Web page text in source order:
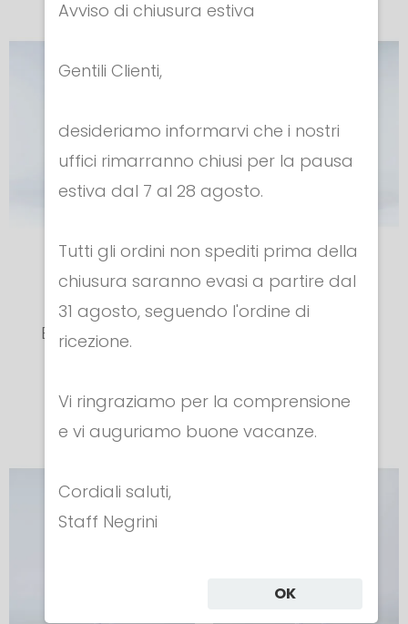
PANTALONE
EVO 2 Ragazzo
€ 155.20
PANTALONE
FIE/CE 800N
€ 155.20
Avviso di chiusura estiva
Gentili Clienti,
desideriamo informarvi che i nostri
uffici rimarranno chiusi per la pausa
estiva dal 7 al 28 agosto.
Tutti gli ordini non spediti prima della
chiusura saranno evasi a partire dal
31 agosto, seguendo l'ordine di
ricezione.
Vi ringraziamo per la comprensione
e vi auguriamo buone vacanze.
Cordiali saluti,
Staff Negrini
OK